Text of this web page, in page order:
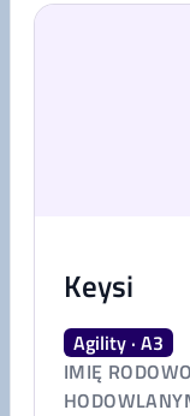
Keysi
Agility · A3
IMIĘ